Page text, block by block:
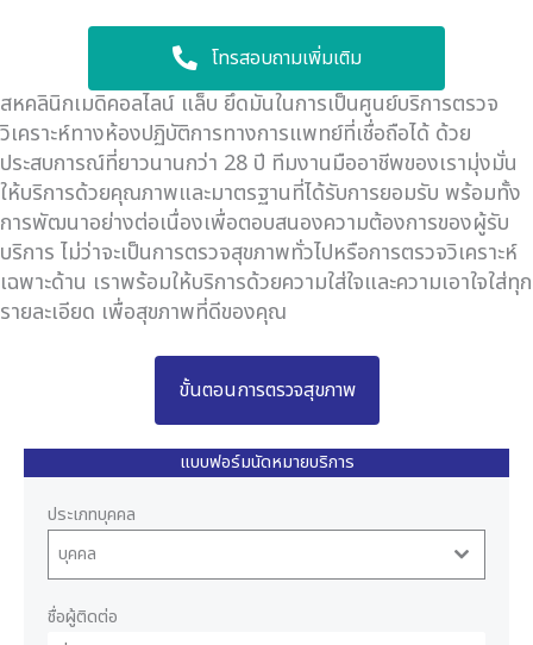
โทรสอบถามเพิ่มเติม
สหคลินิกเมดิคอลไลน์ แล็บ ยึดมันในการเป็นศูนย์บริการตรวจ
วิเคราะห์ทางห้องปฏิบัติการทางการแพทย์ที่เชื่อถือได้ ด้วย
ประสบการณ์ที่ยาวนานกว่า 28 ปี ทีมงานมืออาชีพของเรามุ่งมั่น
ให้บริการด้วยคุณภาพและมาตรฐานที่ได้รับการยอมรับ พร้อมทั้ง
การพัฒนาอย่างต่อเนื่องเพื่อตอบสนองความต้องการของผู้รับ
บริการ ไม่ว่าจะเป็นการตรวจสุขภาพทั่วไปหรือการตรวจวิเคราะห์
เฉพาะด้าน เราพร้อมให้บริการด้วยความใส่ใจและความเอาใจใส่ทุก
รายละเอียด เพื่อสุขภาพที่ดีของคุณ
ขั้นตอนการตรวจสุขภาพ
แบบฟอร์มนัดหมายบริการ
ประเภทบุคคล
บุคคล
ชื่อผู้ติดต่อ